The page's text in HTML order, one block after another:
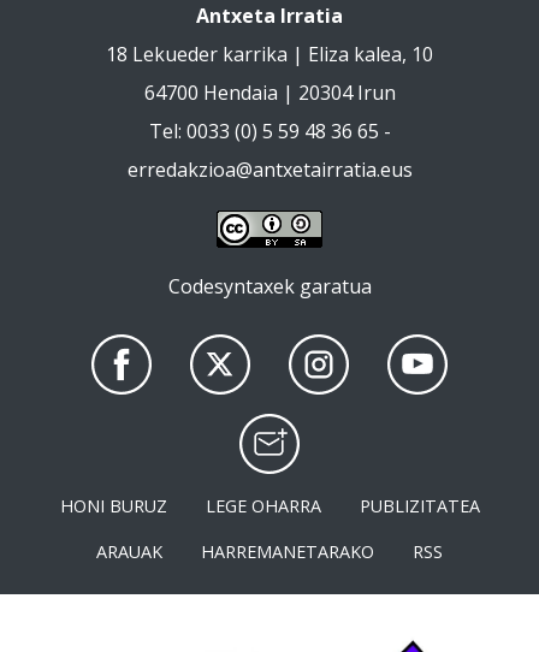
Antxeta Irratia
18 Lekueder karrika | Eliza kalea, 10
64700 Hendaia | 20304 Irun
Tel: 0033 (0) 5 59 48 36 65 -
erredakzioa@antxetairratia.eus
Codesyntaxek garatua
HONI BURUZ LEGE OHARRA
PUBLIZITATEA
ARAUAK
HARREMANETARAKO RSS